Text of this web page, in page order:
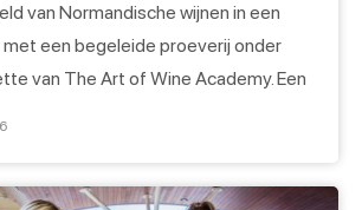
van Normandische wijnen in een
een begeleide proeverij onder
van The Art of Wine Academy. Een